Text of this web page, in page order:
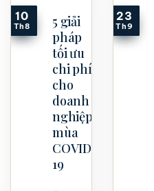
5 giải
pháp
tối ưu
chi phí
cho
doanh
nghiệp
mùa
COVID-
19
10
Th8
23
Th9